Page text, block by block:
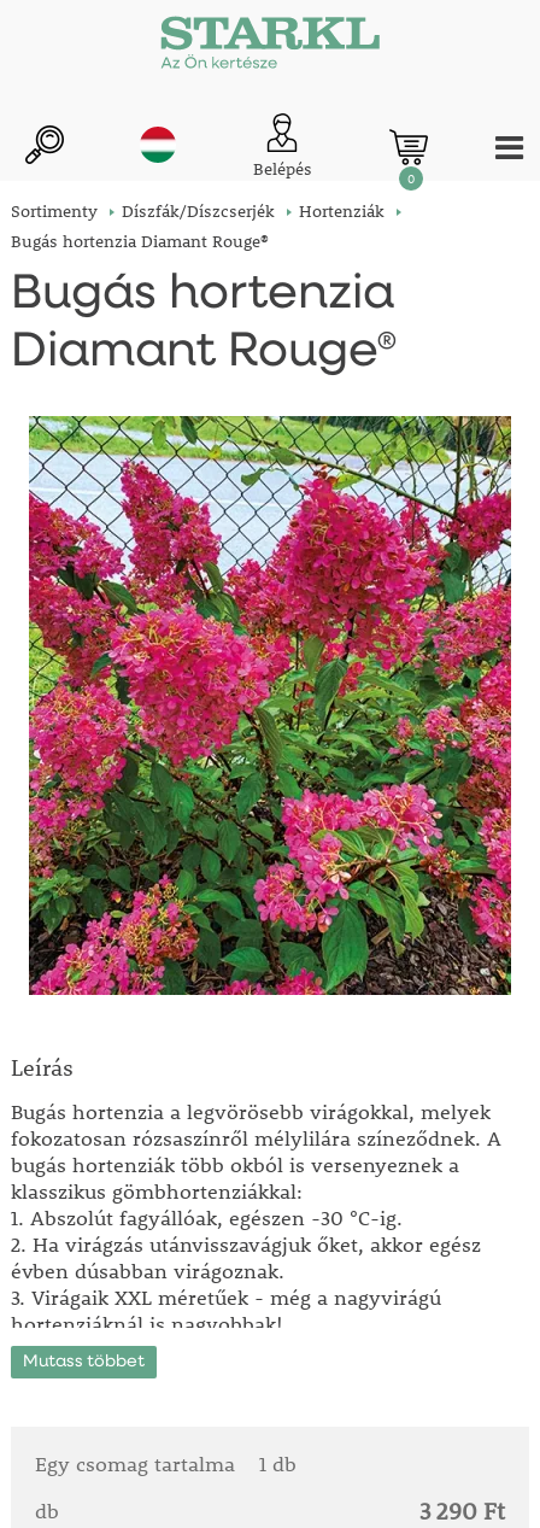
Belépés 0
Sortimenty Díszfák/Díszcserjék
Hortenziák
Bugás hortenzia Diamant Rouge®
Bugás hortenzia
Diamant Rouge®
Leírás
Bugás hortenzia a legvörösebb virágokkal, melyek
fokozatosan rózsaszínről mélylilára színeződnek. A
bugás hortenziák több okból is versenyeznek a
klasszikus gömbhortenziákkal:
1. Abszolút fagyállóak, egészen -30 °C-ig.
2. Ha virágzás utánvisszavágjuk őket, akkor egész
évben dúsabban virágoznak.
3. Virágaik XXL méretűek - még a nagyvirágú
hortenziáknál is nagyobbak!
4. A virágok színe a virágzás során megváltozik és
nem fakul, ellenkezőleg, egyre díszesebb.
Cserepes növényeket szállítunk. Élőhely: teljes
napsütés – félárnyék. Virágzási idő: június-október.
Magasság: kb 1 m.
Mutass többet
Egy csomag tartalma
1 db
db
3 290 Ft